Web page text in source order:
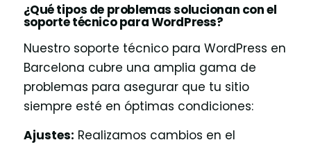
¿Qué tipos de problemas solucionan con el
soporte técnico para WordPress?
Nuestro soporte técnico para WordPress en
Barcelona cubre una amplia gama de
problemas para asegurar que tu sitio
siempre esté en óptimas condiciones:
Ajustes: Realizamos cambios en el